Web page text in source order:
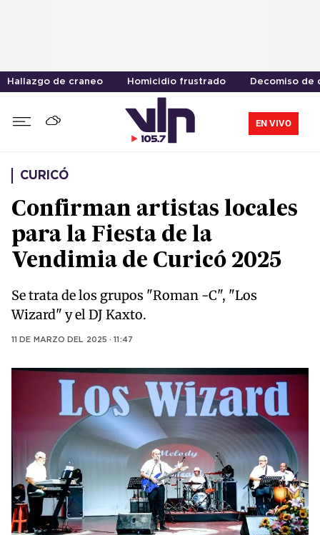
Hallazgo de craneo Homicidio frustrado Decomiso de
EN VIVO
CURICÓ
Confirman artistas locales
para la Fiesta de la
Vendimia de Curicó 2025
Se trata de los grupos "Roman -C", "Los
Wizard" y el DJ Kaxto.
11 DE MARZO DEL 2025 · 11:47